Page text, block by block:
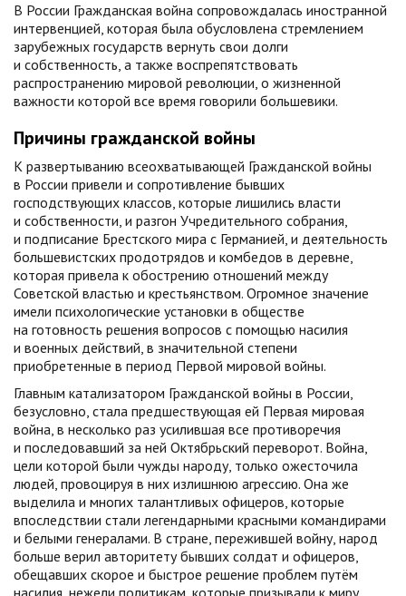
В России Гражданская война сопровождалась иностранной
интервенцией, которая была обусловлена стремлением
зарубежных государств вернуть свои долги
и собственность, а также воспрепятствовать
распространению мировой революции, о жизненной
важности которой все время говорили большевики.
Причины гражданской войны
К развертыванию всеохватывающей Гражданской войны
в России привели и сопротивление бывших
господствующих классов, которые лишились власти
и собственности, и разгон Учредительного собрания,
и подписание Брестского мира с Германией, и деятельность
большевистских продотрядов и комбедов в деревне,
которая привела к обострению отношений между
Советской властью и крестьянством. Огромное значение
имели психологические установки в обществе
на готовность решения вопросов с помощью насилия
и военных действий, в значительной степени
приобретенные в период Первой мировой войны.
Главным катализатором Гражданской войны в России,
безусловно, стала предшествующая ей Первая мировая
война, в несколько раз усилившая все противоречия
и последовавший за ней Октябрьский переворот. Война,
цели которой были чужды народу, только ожесточила
людей, провоцируя в них излишнюю агрессию. Она же
выделила и многих талантливых офицеров, которые
впоследствии стали легендарными красными командирами
и белыми генералами. В стране, пережившей войну, народ
больше верил авторитету бывших солдат и офицеров,
обещавших скорое и быстрое решение проблем путём
насилия, нежели политикам, которые призывали к миру.